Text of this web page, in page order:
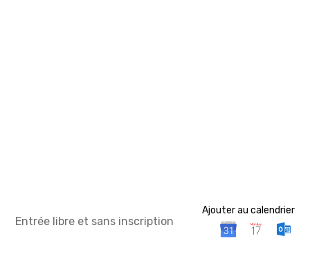
Entrée libre et sans inscription
Ajouter au calendrier